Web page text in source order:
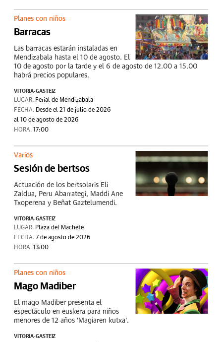
Planes con niños
Barracas
Las barracas estarán instaladas en
Mendizabala hasta el 10 de agosto. El
10 de agosto por la tarde y el 6 de agosto de 12.00 a 15.00
habrá precios populares.
VITORIA-GASTEIZ
LUGAR. Ferial de Mendizabala
FECHA. Desde el 21 de julio de 2026
al 10 de agosto de 2026
HORA. 17:00
Varios
Sesión de bertsos
Actuación de los bertsolaris Eli
Zaldua, Peru Abarrategi, Maddi Ane
Txoperena y Beñat Gaztelumendi.
VITORIA-GASTEIZ
LUGAR. Plaza del Machete
FECHA. 7 de agosto de 2026
HORA. 13:00
Planes con niños
Mago Madiber
El mago Madiber presenta el
espectáculo en euskera para niños
menores de 12 años 'Magiaren kutxa'.
VITORIA-GASTEIZ